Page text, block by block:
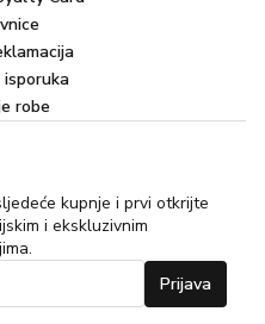
robe
kupnje i prvi otkrijte
i ekskluzivnim
Prijava